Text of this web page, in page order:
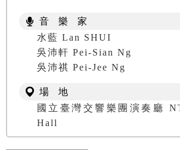
音 樂 家
水藍 Lan SHUI
吳沛軒 Pei-Sian Ng
吳沛祺 Pei-Jee Ng
場 地
國立臺灣交響樂團演奏廳
Hall